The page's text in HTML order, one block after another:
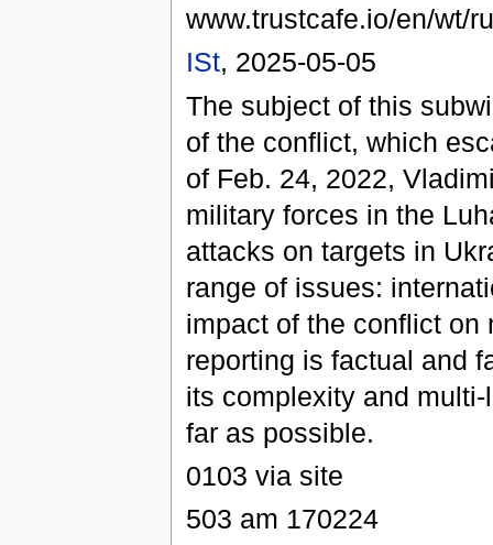
www.trustcafe.io/en/wt/
ISt, 2025-05-05
The subject of this
of the conflict, which
of Feb. 24, 2022,
military forces in the
attacks on targets in
range of issues:
impact of the conflict on
reporting is factual and
its complexity and
far as possible.
0103 via site
503 am 170224